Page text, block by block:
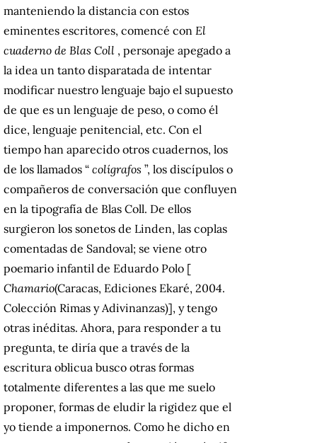
manteniendo la distancia con estos
eminentes escritores, comencé con El
cuaderno de Blas Coll , personaje apegado a
la idea un tanto disparatada de intentar
modificar nuestro lenguaje bajo el supuesto
de que es un lenguaje de peso, o como él
dice, lenguaje penitencial, etc. Con el
tiempo han aparecido otros cuadernos, los
de los llamados “ colígrafos ”, los discípulos o
compañeros de conversación que confluyen
en la tipografía de Blas Coll. De ellos
surgieron los sonetos de Linden, las coplas
comentadas de Sandoval; se viene otro
poemario infantil de Eduardo Polo [
Chamario(Caracas, Ediciones Ekaré, 2004.
Colección Rimas y Adivinanzas)], y tengo
otras inéditas. Ahora, para responder a tu
pregunta, te diría que a través de la
escritura oblicua busco otras formas
totalmente diferentes a las que me suelo
proponer, formas de eludir la rigidez que el
yo tiende a imponernos. Como he dicho en